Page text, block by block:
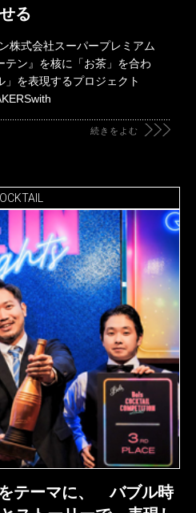
る
株式会社スーパープレミアム
テン』を核に「お茶」を合わ
を表現するプロジェクト
続きをよむ
をテーマに、 バブル時